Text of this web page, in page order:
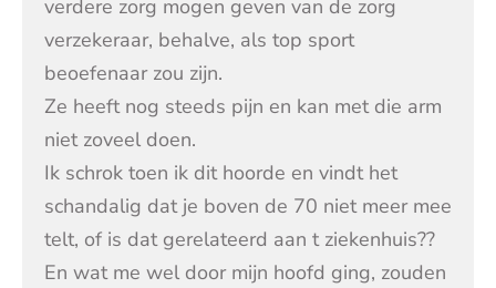
verdere zorg mogen geven van de zorg
verzekeraar, behalve, als top sport
beoefenaar zou zijn.
Ze heeft nog steeds pijn en kan met die arm
niet zoveel doen.
Ik schrok toen ik dit hoorde en vindt het
schandalig dat je boven de 70 niet meer mee
telt, of is dat gerelateerd aan t ziekenhuis??
En wat me wel door mijn hoofd ging, zouden